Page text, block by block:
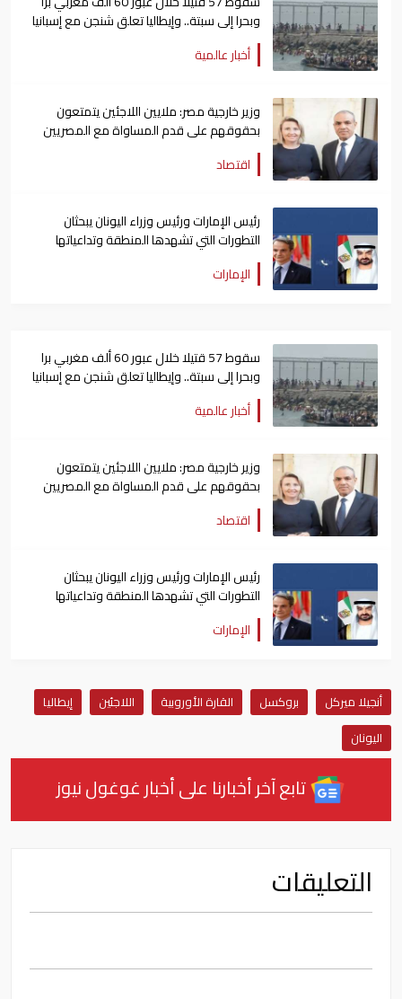
وبحرا إلى سبتة.. وإيطاليا تعلق شنجن مع إسبانيا
أخبار عالمية
وزير خارجية مصر: ملايين اللاجئين يتمتعون
بحقوقهم على قدم المساواة مع المصريين
اقتصاد
رئيس الإمارات ورئيس وزراء اليونان يبحثان
التطورات التي تشهدها المنطقة وتداعياتها
الإمارات
سقوط 57 قتيلا خلال عبور 60 ألف مغربي برا
وبحرا إلى سبتة.. وإيطاليا تعلق شنجن مع إسبانيا
أخبار عالمية
وزير خارجية مصر: ملايين اللاجئين يتمتعون
بحقوقهم على قدم المساواة مع المصريين
اقتصاد
رئيس الإمارات ورئيس وزراء اليونان يبحثان
التطورات التي تشهدها المنطقة وتداعياتها
الإمارات
أنجيلا ميركل بروكسل القارة الأوروبية اللاجئين
إيطاليا
اليونان
تابع آخر أخبارنا على أخبار غوغول نيوز
التعليقات